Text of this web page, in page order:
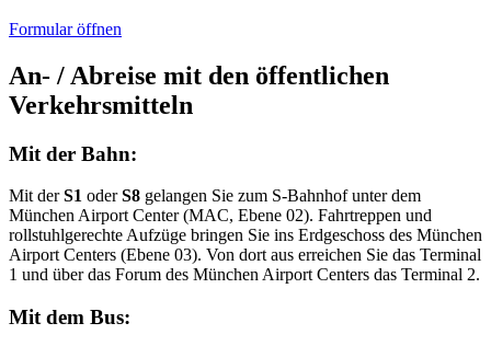
Formular öffnen
An- / Abreise mit den öffentlichen
Verkehrsmitteln
Mit der Bahn:
Mit derS1 oderS8 gelangen Sie zum S-Bahnhof unter dem
München Airport Center (MAC, Ebene 02). Fahrtreppen und
rollstuhlgerechte Aufzüge bringen Sie ins Erdgeschoss des München
Airport Centers (Ebene 03). Von dort aus erreichen Sie das Terminal
1 und über das Forum des München Airport Centers das Terminal 2.
Mit dem Bus: